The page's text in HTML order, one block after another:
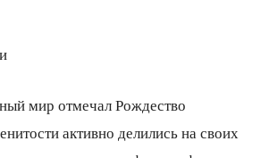
мир отмечал Рождество
активно делились на своих